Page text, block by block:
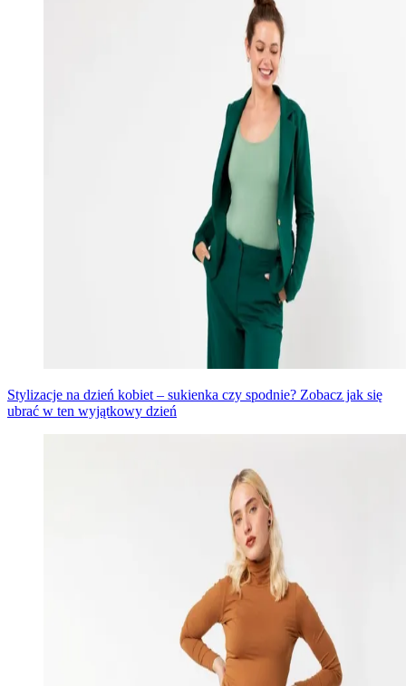
Stylizacje na dzień kobiet – sukienka czy spodnie? Zobacz jak się
ubrać w ten wyjątkowy dzień